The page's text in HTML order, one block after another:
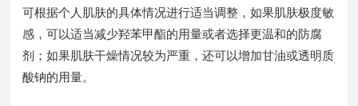
可根据个人肌肤的具体情况进行适当调整，如果肌肤极度敏
感，可以适当减少羟苯甲酯的用量或者选择更温和的防腐
剂；如果肌肤干燥情况较为严重，还可以增加甘油或透明质
酸钠的用量。